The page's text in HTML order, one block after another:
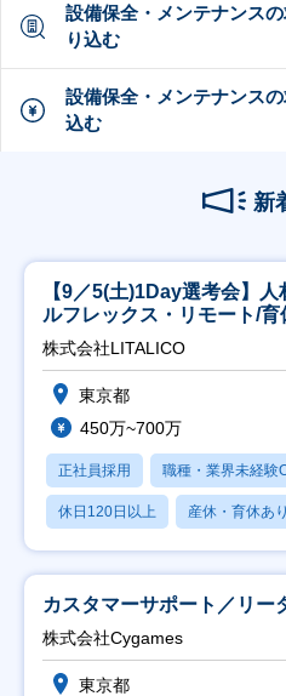
設備保全・メンテナンス
り込む
設備保全・メンテナンス
込む
新
【9／5(土)1Day選考会】
ルフレックス・リモート/
株式会社LITALICO
東京都
450万~700万
正社員採用 職種・業界未経験
休日120日以上 産休・育休あり
カスタマーサポート／リー
株式会社Cygames
東京都